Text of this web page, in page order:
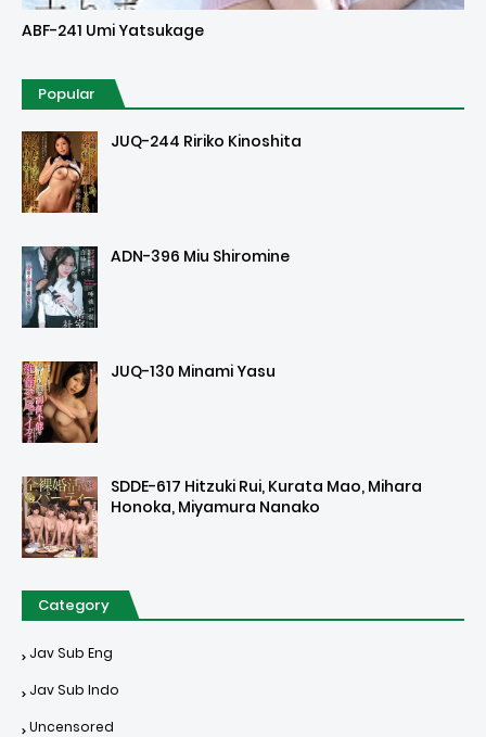
Uncensored
ABF-241 Umi Yatsukage
Popular
JUQ-244 Ririko Kinoshita
ADN-396 Miu Shiromine
JUQ-130 Minami Yasu
SDDE-617 Hitzuki Rui, Kurata Mao, Mihara
Honoka, Miyamura Nanako
Category
Jav Sub Eng
Jav Sub Indo
Uncensored